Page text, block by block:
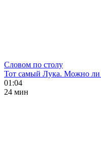
Словом по столу
Тот самый Лука. Можно ли
01:04
24 мин